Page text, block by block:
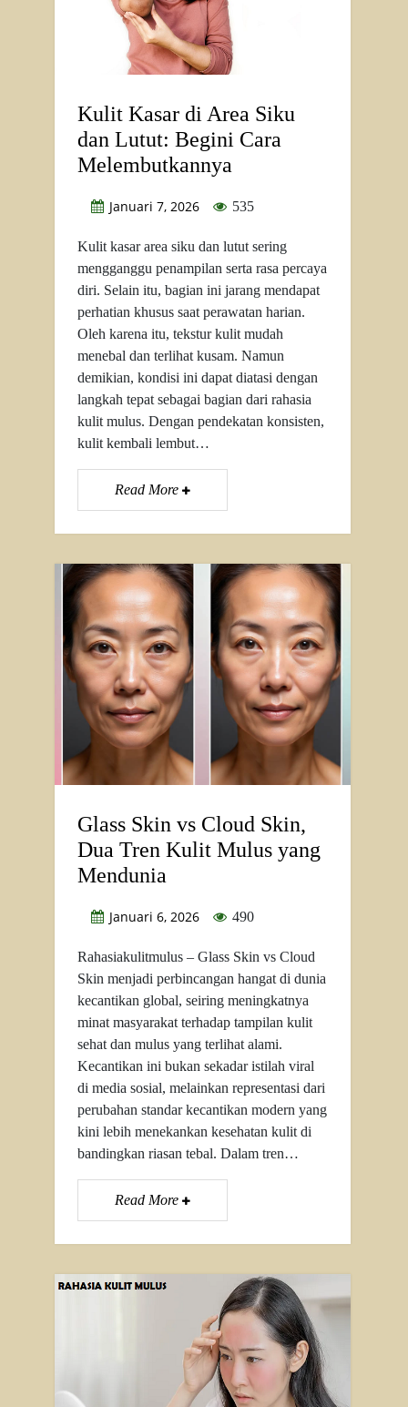
Kulit Kasar di Area Siku
dan Lutut: Begini Cara
Melembutkannya
Januari 7, 2026 535
Kulit kasar area siku dan lutut sering
mengganggu penampilan serta rasa percaya
diri. Selain itu, bagian ini jarang mendapat
perhatian khusus saat perawatan harian.
Oleh karena itu, tekstur kulit mudah
menebal dan terlihat kusam. Namun
demikian, kondisi ini dapat diatasi dengan
langkah tepat sebagai bagian dari rahasia
kulit mulus. Dengan pendekatan konsisten,
kulit kembali lembut…
Read More
Glass Skin vs Cloud Skin,
Dua Tren Kulit Mulus yang
Mendunia
Januari 6, 2026 490
Rahasiakulitmulus – Glass Skin vs Cloud
Skin menjadi perbincangan hangat di dunia
kecantikan global, seiring meningkatnya
minat masyarakat terhadap tampilan kulit
sehat dan mulus yang terlihat alami.
Kecantikan ini bukan sekadar istilah viral
di media sosial, melainkan representasi dari
perubahan standar kecantikan modern yang
kini lebih menekankan kesehatan kulit di
bandingkan riasan tebal. Dalam tren…
Read More